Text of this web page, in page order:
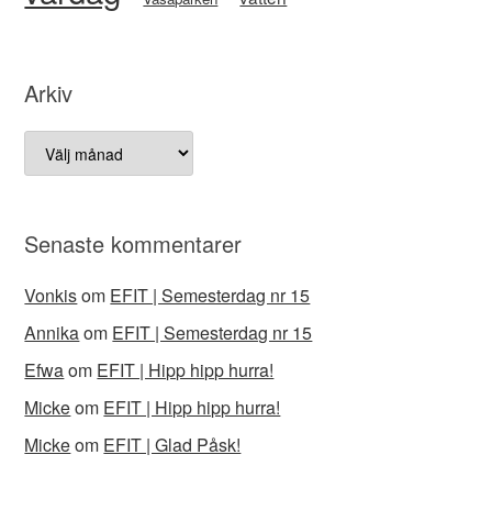
Arkiv
Arkiv
Senaste kommentarer
Vonkisom EFIT | Semesterdag nr 15
Annikaom EFIT | Semesterdag nr 15
Efwaom EFIT | Hipp hipp hurra!
Mickeom EFIT | Hipp hipp hurra!
Mickeom EFIT | Glad Påsk!